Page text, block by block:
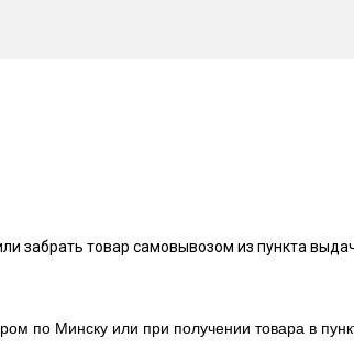
забрать товар самовывозом из пункта
по Минску или при получении товара в